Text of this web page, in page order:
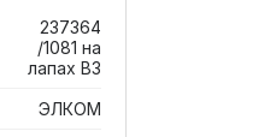
237364
/1081 на
лапах В3
ЭЛКОМ